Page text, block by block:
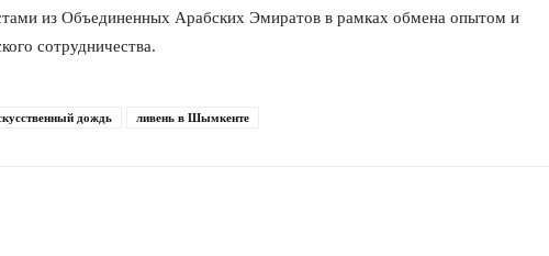
из Объединенных Арабских Эмиратов в рамках обмена опытом и
сотрудничества.
дождь ливень в Шымкенте